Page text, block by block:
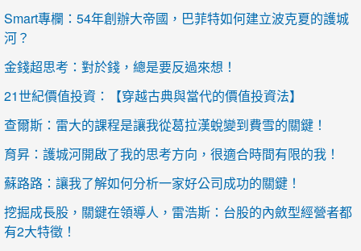
Smart專欄：54年創辦大帝國，巴菲特如何建立波克夏的護城
河？
金錢超思考：對於錢，總是要反過來想！
21世紀價值投資：【穿越古典與當代的價值投資法】
查爾斯：雷大的課程是讓我從葛拉漢蛻變到費雪的關鍵！
育昇：護城河開啟了我的思考方向，很適合時間有限的我！
蘇路路：讓我了解如何分析一家好公司成功的關鍵！
挖掘成長股，關鍵在領導人，雷浩斯：台股的內斂型經營者都
有2大特徵！